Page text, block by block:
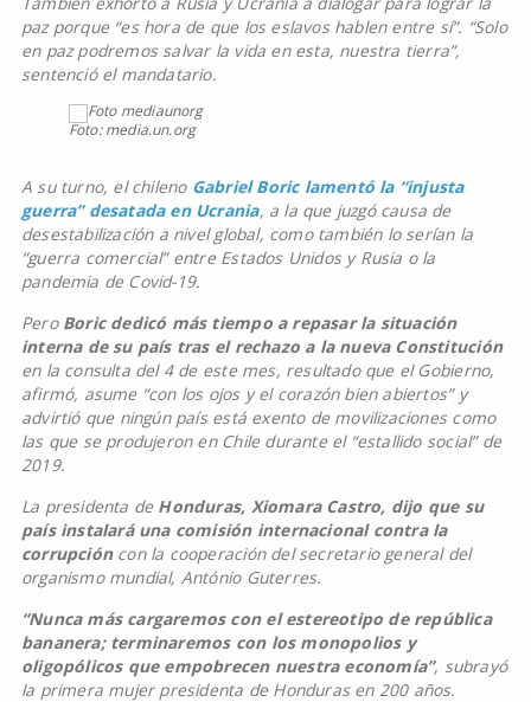
paz porque “es hora de que los eslavos hablen entre sí”. “Solo
en paz podremos salvar la vida en esta, nuestra tierra”,
sentenció el mandatario.
Foto: media.un.org
A su turno, el chilenoGabriel Boric lamentó la “injusta
guerra” desatada en Ucrania, a la que juzgó causa de
desestabilización a nivel global, como también lo serían la
“guerra comercial” entre Estados Unidos y Rusia o la
pandemia de Covid-19.
Pero Boric dedicó más tiempo a repasar la situación
interna de su país tras el rechazo a la nueva Constitución
en la consulta del 4 de este mes, resultado que el Gobierno,
afirmó, asume “con los ojos y el corazón bien abiertos” y
advirtió que ningún país está exento de movilizaciones como
las que se produjeron en Chile durante el “estallido social” de
2019.
La presidenta de Honduras, Xiomara Castro, dijo que su
país instalará una comisión internacional contra la
corrupcióncon la cooperación del secretario general del
organismo mundial, António Guterres.
“Nunca más cargaremos con el estereotipo de república
bananera; terminaremos con los monopolios y
oligopólicos que empobrecen nuestra economía”, subrayó
la primera mujer presidenta de Honduras en 200 años.